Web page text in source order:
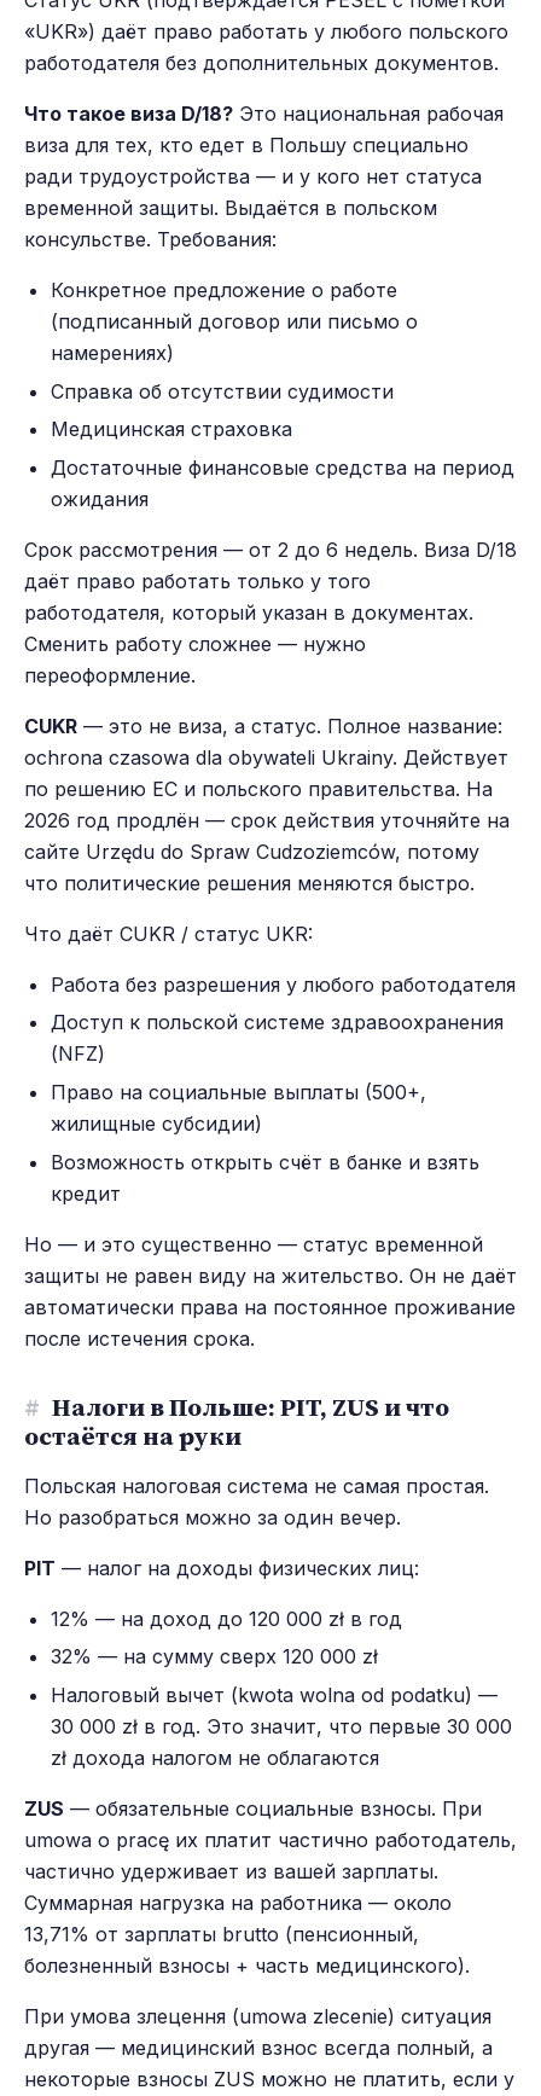
«UKR») даёт право работать у любого польского
работодателя без дополнительных документов.
Что такое виза D/18? Это национальная рабочая
виза для тех, кто едет в Польшу специально
ради трудоустройства — и у кого нет статуса
временной защиты. Выдаётся в польском
консульстве. Требования:
Конкретное предложение о работе
(подписанный договор или письмо о
намерениях)
Справка об отсутствии судимости
Медицинская страховка
Достаточные финансовые средства на период
ожидания
Срок рассмотрения — от 2 до 6 недель. Виза D/18
даёт право работать только у того
работодателя, который указан в документах.
Сменить работу сложнее — нужно
переоформление.
CUKR — это не виза, а статус. Полное название:
ochrona czasowa dla obywateli Ukrainy. Действует
по решению ЕС и польского правительства. На
2026 год продлён — срок действия уточняйте на
сайте Urzędu do Spraw Cudzoziemców, потому
что политические решения меняются быстро.
Что даёт CUKR / статус UKR:
Работа без разрешения у любого работодателя
Доступ к польской системе здравоохранения
(NFZ)
Право на социальные выплаты (500+,
жилищные субсидии)
Возможность открыть счёт в банке и взять
кредит
Но — и это существенно — статус временной
защиты не равен виду на жительство. Он не даёт
автоматически права на постоянное проживание
после истечения срока.
# Налоги в Польше: PIT, ZUS и что
остаётся на руки
Польская налоговая система не самая простая.
Но разобраться можно за один вечер.
PIT — налог на доходы физических лиц:
12% — на доход до 120 000 zł в год
32% — на сумму сверх 120 000 zł
Налоговый вычет (kwota wolna od podatku) —
30 000 zł в год. Это значит, что первые 30 000
zł дохода налогом не облагаются
ZUS — обязательные социальные взносы. При
umowa o pracę их платит частично работодатель,
частично удерживает из вашей зарплаты.
Суммарная нагрузка на работника — около
13,71% от зарплаты brutto (пенсионный,
болезненный взносы + часть медицинского).
При умова злецення (umowa zlecenie) ситуация
другая — медицинский взнос всегда полный, а
некоторые взносы ZUS можно не платить, если у